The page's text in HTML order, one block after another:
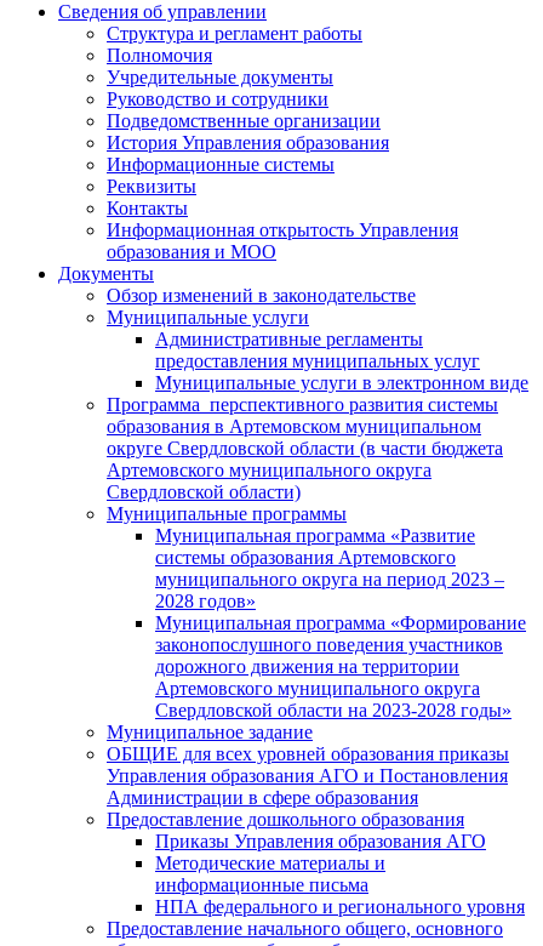
Сведения об управлении
Структура и регламент работы
Полномочия
Учредительные документы
Руководство и сотрудники
Подведомственные организации
История Управления образования
Информационные системы
Реквизиты
Контакты
Информационная открытость Управления
образования и МОО
Документы
Обзор изменений в законодательстве
Муниципальные услуги
Административные регламенты
предоставления муниципальных услуг
Муниципальные услуги в электронном виде
Программа перспективного развития системы
образования в Артемовском муниципальном
округе Свердловской области (в части бюджета
Артемовского муниципального округа
Свердловской области)
Муниципальные программы
Муниципальная программа «Развитие
системы образования Артемовского
муниципального округа на период 2023 –
2028 годов»
Муниципальная программа «Формирование
законопослушного поведения участников
дорожного движения на территории
Артемовского муниципального округа
Свердловской области на 2023-2028 годы»
Муниципальное задание
ОБЩИЕ для всех уровней образования приказы
Управления образования АГО и Постановления
Администрации в сфере образования
Предоставление дошкольного образования
Приказы Управления образования АГО
Методические материалы и
информационные письма
НПА федерального и регионального уровня
Предоставление начального общего, основного